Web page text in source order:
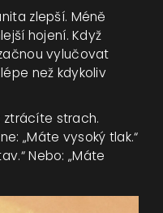
zlepší. Méně
hojení. Když
vylučovat
než kdykoliv
ztrácíte strach.
„Máte vysoký tlak.“
Nebo: „Máte